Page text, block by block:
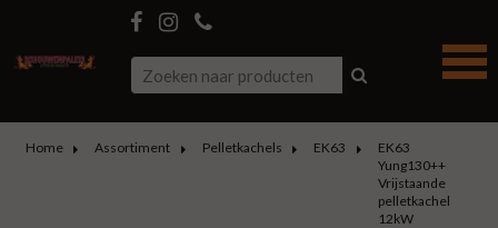
Home Assortiment Pelletkachels EK63
EK63
Yung130++
Vrijstaande
pelletkachel
12kW